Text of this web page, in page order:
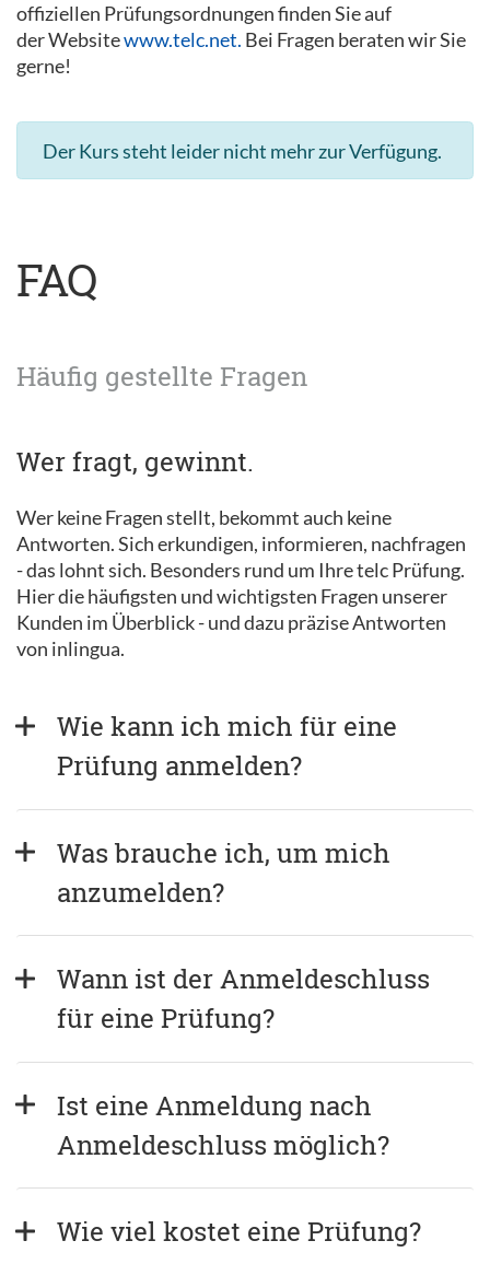
offiziellen Prüfungsordnungen finden Sie auf
der Websitewww.telc.net. Bei Fragen beraten wir Sie
gerne!
Der Kurs steht leider nicht mehr zur Verfügung.
FAQ
Häufig gestellte Fragen
Wer fragt, gewinnt.
Wer keine Fragen stellt, bekommt auch keine
Antworten. Sich erkundigen, informieren, nachfragen
- das lohnt sich. Besonders rund um Ihre telc Prüfung.
Hier die häufigsten und wichtigsten Fragen unserer
Kunden im Überblick - und dazu präzise Antworten
von inlingua.
Wie kann ich mich für eine
Prüfung anmelden?
Was brauche ich, um mich
anzumelden?
Wann ist der Anmeldeschluss
für eine Prüfung?
Ist eine Anmeldung nach
Anmeldeschluss möglich?
Wie viel kostet eine Prüfung?